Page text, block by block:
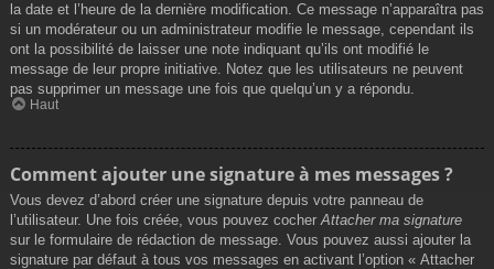
la date et l’heure de la dernière modification. Ce message n’apparaîtra pas
si un modérateur ou un administrateur modifie le message, cependant ils
ont la possibilité de laisser une note indiquant qu’ils ont modifié le
message de leur propre initiative. Notez que les utilisateurs ne peuvent
pas supprimer un message une fois que quelqu’un y a répondu.
Haut
Comment ajouter une signature à mes messages ?
Vous devez d’abord créer une signature depuis votre panneau de
l’utilisateur. Une fois créée, vous pouvez cocher Attacher ma signature
sur le formulaire de rédaction de message. Vous pouvez aussi ajouter la
signature par défaut à tous vos messages en activant l’option « Attacher